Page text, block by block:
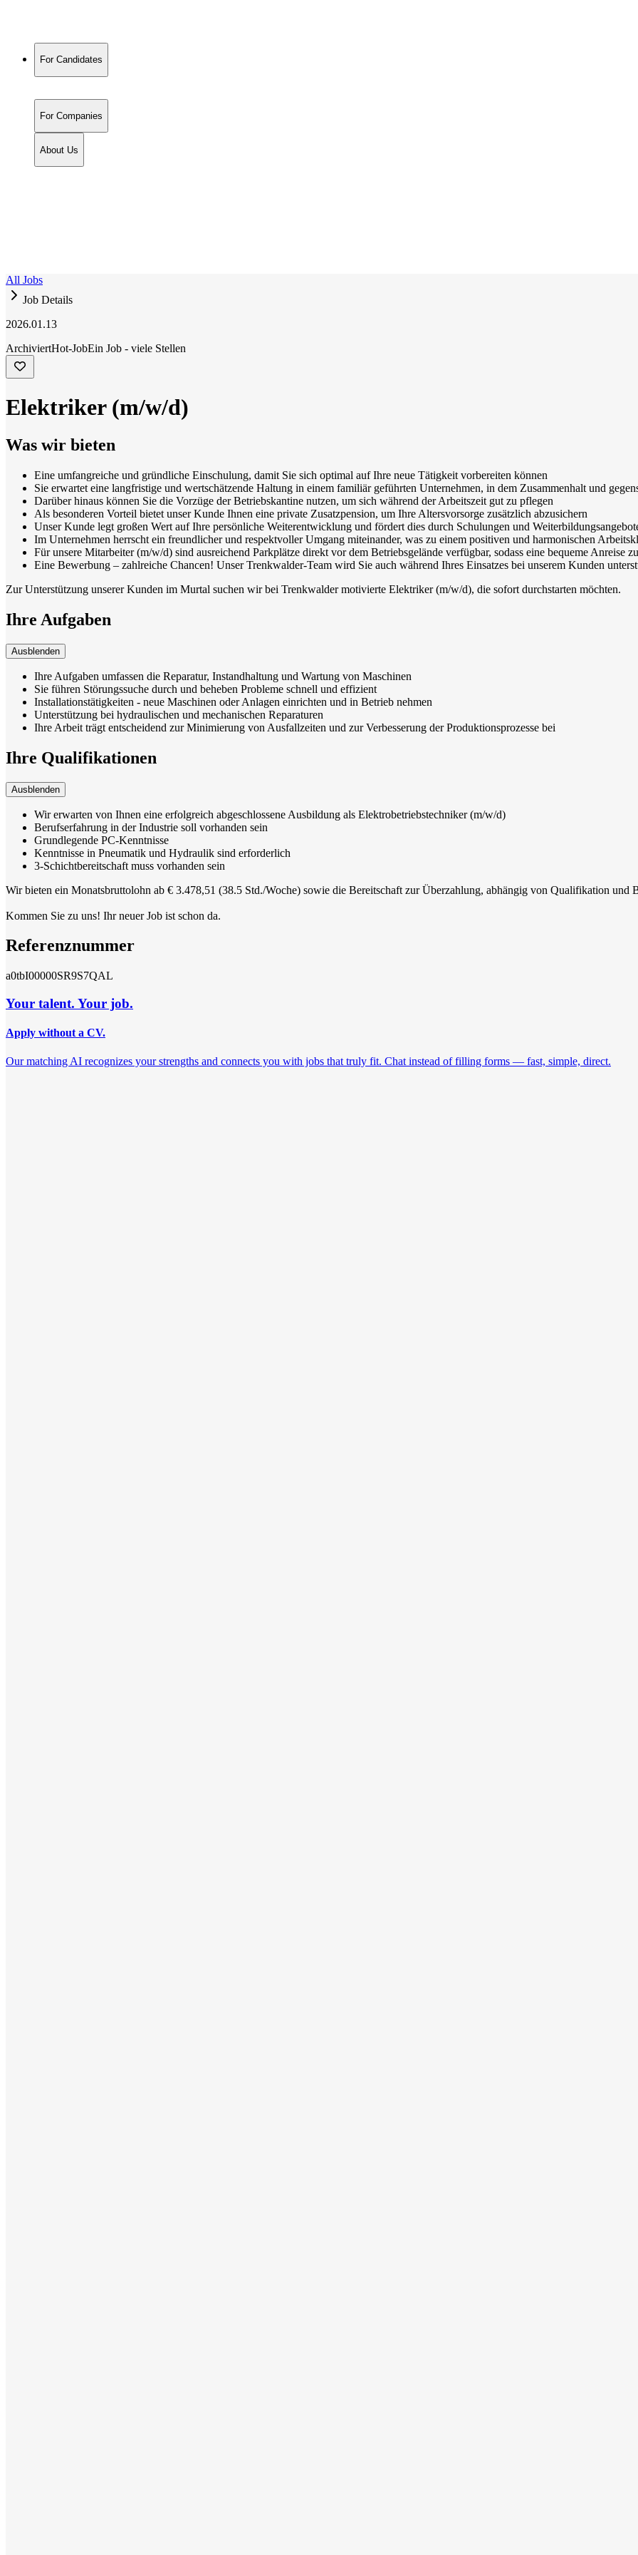
For Candidates
For Companies
About Us
All Jobs
Job Details
2026.01.13
ArchiviertHot-JobEin Job - viele Stellen
Elektriker (m/w/d)
Was wir bieten
Eine umfangreiche und gründliche Einschulung, damit Sie sich optimal auf Ihre neue Tätigkeit vorbereiten können
Sie erwartet eine langfristige und wertschätzende Haltung in einem familiär geführten Unternehmen, in dem Zusammenhalt und
Darüber hinaus können Sie die Vorzüge der Betriebskantine nutzen, um sich während der Arbeitszeit gut zu pflegen
Als besonderen Vorteil bietet unser Kunde Ihnen eine private Zusatzpension, um Ihre Altersvorsorge zusätzlich abzusichern
Unser Kunde legt großen Wert auf Ihre persönliche Weiterentwicklung und fördert dies durch Schulungen und
Im Unternehmen herrscht ein freundlicher und respektvoller Umgang miteinander, was zu einem positiven und harmonischen
Für unsere Mitarbeiter (m/w/d) sind ausreichend Parkplätze direkt vor dem Betriebsgelände verfügbar, sodass eine bequeme Anreise
Eine Bewerbung – zahlreiche Chancen! Unser Trenkwalder-Team wird Sie auch während Ihres Einsatzes bei unserem Kunden
Zur Unterstützung unserer Kunden im Murtal suchen wir bei Trenkwalder motivierte Elektriker (m/w/d), die sofort durchstarten möchten.
Ihre Aufgaben
Ausblenden
Ihre Aufgaben umfassen die Reparatur, Instandhaltung und Wartung von Maschinen
Sie führen Störungssuche durch und beheben Probleme schnell und effizient
Installationstätigkeiten - neue Maschinen oder Anlagen einrichten und in Betrieb nehmen
Unterstützung bei hydraulischen und mechanischen Reparaturen
Ihre Arbeit trägt entscheidend zur Minimierung von Ausfallzeiten und zur Verbesserung der Produktionsprozesse bei
Ihre Qualifikationen
Ausblenden
Wir erwarten von Ihnen eine erfolgreich abgeschlossene Ausbildung als Elektrobetriebstechniker (m/w/d)
Berufserfahrung in der Industrie soll vorhanden sein
Grundlegende PC-Kenntnisse
Kenntnisse in Pneumatik und Hydraulik sind erforderlich
3-Schichtbereitschaft muss vorhanden sein
Wir bieten ein Monatsbruttolohn ab € 3.478,51 (38.5 Std./Woche) sowie die Bereitschaft zur Überzahlung, abhängig von Qualifikation und
Kommen Sie zu uns! Ihr neuer Job ist schon da.
Referenznummer
a0tbI00000SR9S7QAL
Your talent. Your job.
Apply without a CV.
Our matching AI recognizes your strengths and connects you with jobs that truly fit. Chat instead of filling forms — fast, simple, direct.